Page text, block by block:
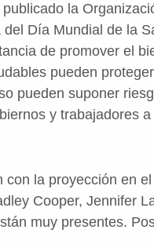
la
del Día Mundial de la
de promover el
pueden
pueden suponer
y trabajadores
la proyección en
Cooper, Jennifer
muy presentes.